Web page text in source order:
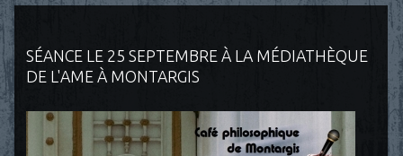
SÉANCE LE 25 SEPTEMBRE À LA MÉDIATHÈQUE
DE L'AME À MONTARGIS